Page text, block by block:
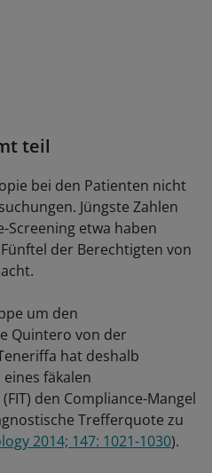
teil
bei den Patienten nicht
Jüngste Zahlen
Screening etwa haben
der Berechtigten von
um den
Quintero von der
hat deshalb
fäkalen
den Compliance-Mangel
Trefferquote zu
2014; 147: 1021-1030).